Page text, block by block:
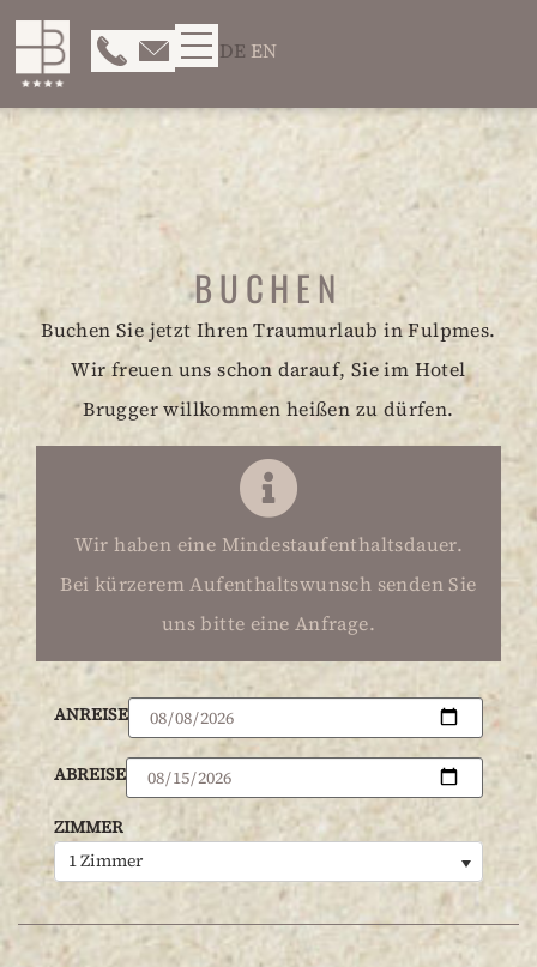
DE EN
BUCHEN
Buchen Sie jetzt Ihren Traumurlaub in Fulpmes.
Wir freuen uns schon darauf, Sie im Hotel
Brugger willkommen heißen zu dürfen.
Wir haben eine Mindestaufenthaltsdauer.
Bei kürzerem Aufenthaltswunsch senden Sie
uns bitte eine Anfrage.
ANREISE
ABREISE
ZIMMER
1 Zimmer